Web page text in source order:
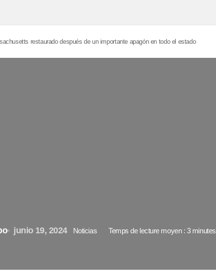
restaurado después de un importante apagón en todo el estado
junio 19, 2024 Noticias Temps de lecture moyen : 3 minutes